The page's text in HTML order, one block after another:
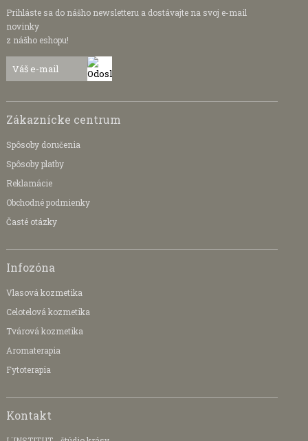
Prihláste sa do nášho newsletteru a dostávajte na svoj e-mail
novinky
z nášho eshopu!
Zákaznícke centrum
Spôsoby doručenia
Spôsoby platby
Reklamácie
Obchodné podmienky
Časté otázky
Infozóna
Vlasová kozmetika
Celotelová kozmetika
Tvárová kozmetika
Aromaterapia
Fytoterapia
Kontakt